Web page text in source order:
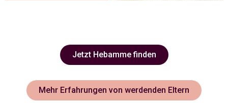
Jetzt Hebamme finden
Mehr Erfahrungen von werdenden Eltern